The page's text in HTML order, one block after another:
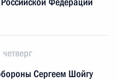
Сергеем Шойгу